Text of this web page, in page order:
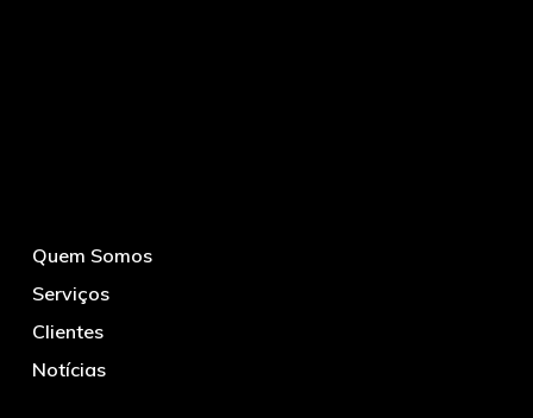
Quem Somos
Serviços
Clientes
Notícias